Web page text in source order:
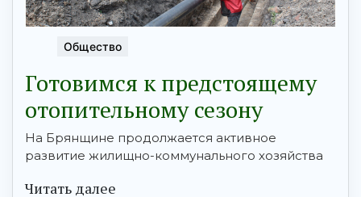
Общество
Готовимся к предстоящему
отопительному сезону
На Брянщине продолжается активное
развитие жилищно-коммунального хозяйства
Читать далее